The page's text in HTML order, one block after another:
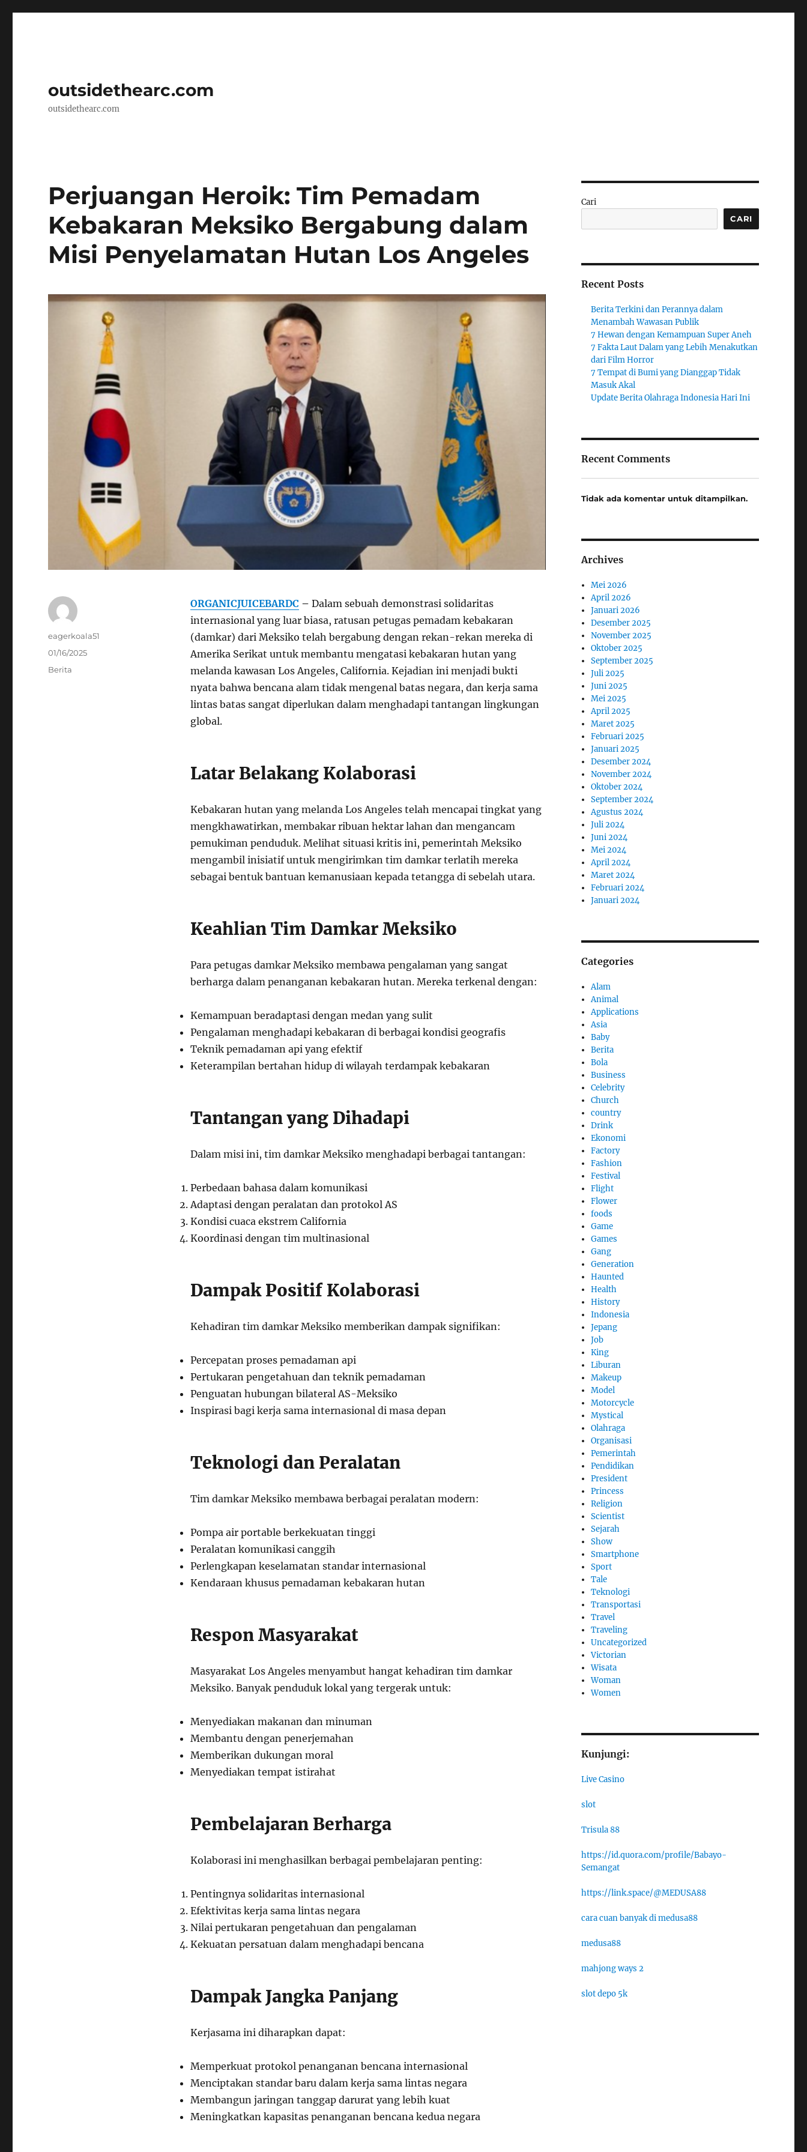
outsidethearc.com
outsidethearc.com
Perjuangan Heroik: Tim Pemadam
Kebakaran Meksiko Bergabung dalam
Misi Penyelamatan Hutan Los Angeles
ORGANICJUICEBARDC – Dalam sebuah demonstrasi solidaritas
internasional yang luar biasa, ratusan petugas pemadam kebakaran
(damkar) dari Meksiko telah bergabung dengan rekan-rekan mereka di
Amerika Serikat untuk membantu mengatasi kebakaran hutan yang
melanda kawasan Los Angeles, California. Kejadian ini menjadi bukti
nyata bahwa bencana alam tidak mengenal batas negara, dan kerja sama
lintas batas sangat diperlukan dalam menghadapi tantangan lingkungan
global.
Latar Belakang Kolaborasi
Kebakaran hutan yang melanda Los Angeles telah mencapai tingkat yang
mengkhawatirkan, membakar ribuan hektar lahan dan mengancam
pemukiman penduduk. Melihat situasi kritis ini, pemerintah Meksiko
mengambil inisiatif untuk mengirimkan tim damkar terlatih mereka
sebagai bentuk bantuan kemanusiaan kepada tetangga di sebelah utara.
Keahlian Tim Damkar Meksiko
Para petugas damkar Meksiko membawa pengalaman yang sangat
berharga dalam penanganan kebakaran hutan. Mereka terkenal dengan:
Kemampuan beradaptasi dengan medan yang sulit
Pengalaman menghadapi kebakaran di berbagai kondisi geografis
Teknik pemadaman api yang efektif
Keterampilan bertahan hidup di wilayah terdampak kebakaran
Tantangan yang Dihadapi
Dalam misi ini, tim damkar Meksiko menghadapi berbagai tantangan:
Perbedaan bahasa dalam komunikasi
Adaptasi dengan peralatan dan protokol AS
Kondisi cuaca ekstrem California
Koordinasi dengan tim multinasional
Dampak Positif Kolaborasi
Kehadiran tim damkar Meksiko memberikan dampak signifikan:
Percepatan proses pemadaman api
Pertukaran pengetahuan dan teknik pemadaman
Penguatan hubungan bilateral AS-Meksiko
Inspirasi bagi kerja sama internasional di masa depan
Teknologi dan Peralatan
Tim damkar Meksiko membawa berbagai peralatan modern:
Pompa air portable berkekuatan tinggi
Peralatan komunikasi canggih
Perlengkapan keselamatan standar internasional
Kendaraan khusus pemadaman kebakaran hutan
Respon Masyarakat
Masyarakat Los Angeles menyambut hangat kehadiran tim damkar
Meksiko. Banyak penduduk lokal yang tergerak untuk:
Menyediakan makanan dan minuman
Membantu dengan penerjemahan
Memberikan dukungan moral
Menyediakan tempat istirahat
Pembelajaran Berharga
Kolaborasi ini menghasilkan berbagai pembelajaran penting:
Pentingnya solidaritas internasional
Efektivitas kerja sama lintas negara
Nilai pertukaran pengetahuan dan pengalaman
Kekuatan persatuan dalam menghadapi bencana
Dampak Jangka Panjang
Kerjasama ini diharapkan dapat:
Memperkuat protokol penanganan bencana internasional
Menciptakan standar baru dalam kerja sama lintas negara
Membangun jaringan tanggap darurat yang lebih kuat
Meningkatkan kapasitas penanganan bencana kedua negara
Author
eagerkoala51
Posted
01/16/2025
Categories
Berita
Cari
CARI
Recent Posts
Berita Terkini dan Perannya dalam
Menambah Wawasan Publik
7 Hewan dengan Kemampuan Super Aneh
7 Fakta Laut Dalam yang Lebih Menakutkan
dari Film Horror
7 Tempat di Bumi yang Dianggap Tidak
Masuk Akal
Update Berita Olahraga Indonesia Hari Ini
Recent Comments
Tidak ada komentar untuk ditampilkan.
Archives
Mei 2026
April 2026
Januari 2026
Desember 2025
November 2025
Oktober 2025
September 2025
Juli 2025
Juni 2025
Mei 2025
April 2025
Maret 2025
Februari 2025
Januari 2025
Desember 2024
November 2024
Oktober 2024
September 2024
Agustus 2024
Juli 2024
Juni 2024
Mei 2024
April 2024
Maret 2024
Februari 2024
Januari 2024
Categories
Alam
Animal
Applications
Asia
Baby
Berita
Bola
Business
Celebrity
Church
country
Drink
Ekonomi
Factory
Fashion
Festival
Flight
Flower
foods
Game
Games
Gang
Generation
Haunted
Health
History
Indonesia
Jepang
Job
King
Liburan
Makeup
Model
Motorcycle
Mystical
Olahraga
Organisasi
Pemerintah
Pendidikan
President
Princess
Religion
Scientist
Sejarah
Show
Smartphone
Sport
Tale
Teknologi
Transportasi
Travel
Traveling
Uncategorized
Victorian
Wisata
Woman
Women
Kunjungi:
Live Casino
slot
Trisula 88
https://id.quora.com/profile/Babayo-
Semangat
https://link.space/@MEDUSA88
cara cuan banyak di medusa88
medusa88
mahjong ways 2
slot depo 5k